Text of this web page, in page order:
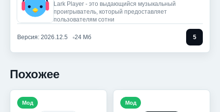
Lark Player - это выдающийся музыкальный
проигрыватель, который предоставляет
пользователям сотни
Версия: 2026.12.5 24 Мб 5
Похожее
Мод Мод